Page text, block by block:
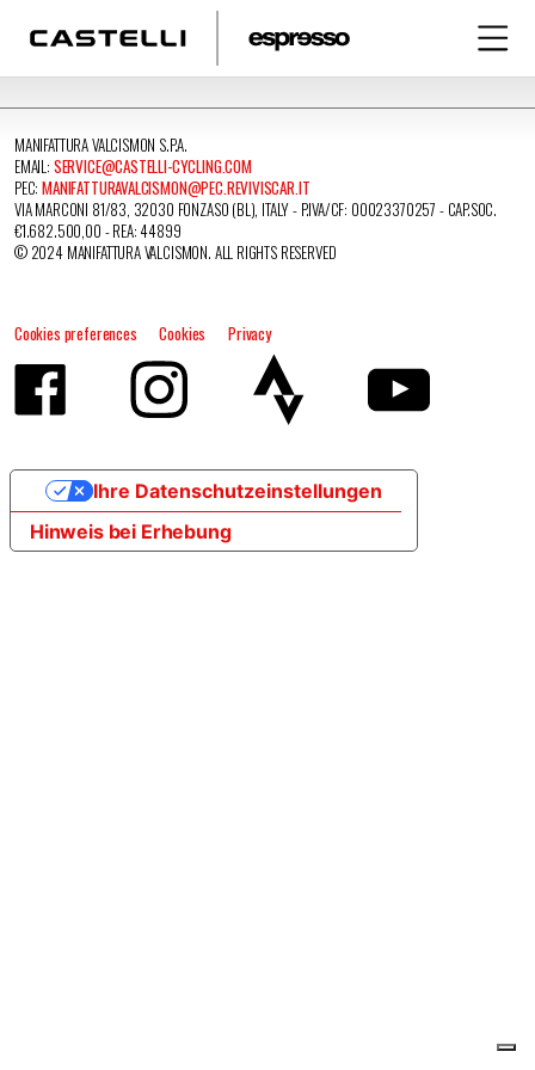
MANIFATTURA VALCISMON S.P.A.
EMAIL: SERVICE@CASTELLI-CYCLING.COM
PEC:MANIFATTURAVALCISMON@PEC.REVIVISCAR.IT
VIA MARCONI 81/83, 32030 FONZASO (BL), ITALY - P.IVA/CF: 00023370257 - CAP.SOC.
€1.682.500,00 - REA: 44899
© 2024 MANIFATTURA VALCISMON. ALL RIGHTS RESERVED
Cookies preferences Cookies Privacy
Hinweis bei Erhebung
Ihre Datenschutzeinstellungen